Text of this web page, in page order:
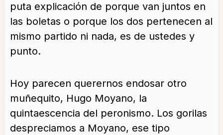
puta explicación de porque van juntos en
las boletas o porque los dos pertenecen al
mismo partido ni nada, es de ustedes y
punto.
Hoy parecen querernos endosar otro
muñequito, Hugo Moyano, la
quintaescencia del peronismo. Los gorilas
despreciamos a Moyano, ese tipo